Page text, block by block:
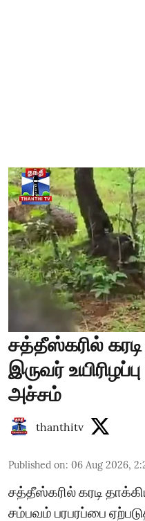
சத்தீஸ்கரில்
இருவர்
அச்சம்
thanthitv
Published on: 06 Aug 2026,
சத்தீஸ்கரில் கரடி
சம்பவம் பரபரப்பை